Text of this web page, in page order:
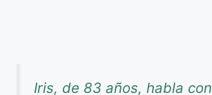
Iris, de 83 años, habla con